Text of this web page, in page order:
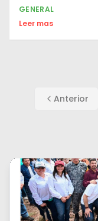
GENERAL
Leer mas
Anterior